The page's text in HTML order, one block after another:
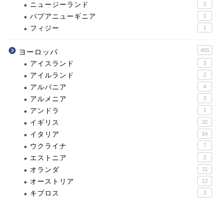
ニュージーランド 2
パプアニューギニア 1
フィジー 1
ヨーロッパ 455
アイスランド 3
アイルランド 2
アルバニア 4
アルメニア 3
アンドラ 1
イギリス 32
イタリア 54
ウクライナ 7
エストニア 2
オランダ 11
オーストリア 12
キプロス 3